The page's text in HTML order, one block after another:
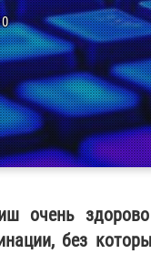
0
очень
без